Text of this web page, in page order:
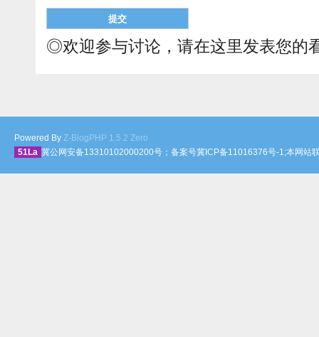
◎欢迎参与讨论，请在这里发表您的
Powered By Z-BlogPHP 1.5.2 Zero
51La 冀公网安备13310102000200号；备案号冀ICP备11016376号-1;本网站